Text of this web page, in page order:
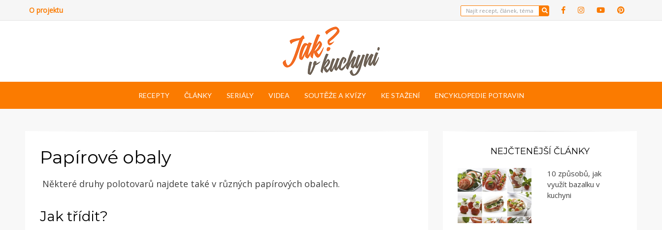
O projektu
RECEPTY ČLÁNKY SERIÁLY VIDEA SOUTĚŽE A KVÍZY KE STAŽENÍ ENCYKLOPEDIE POTRAVIN
Papírové obaly
Některé druhy polotovarů najdete také v různých papírových obalech.
Jak třídit?
NEJČTENĚJŠÍ ČLÁNKY
10 způsobů, jak
využít bazalku v
kuchyni